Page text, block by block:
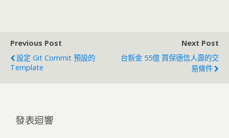
Previous Post
設定 Git Commit 預設的
Template
Next Post
台新金 55億 買保德信人壽的交
易條件
發表迴響